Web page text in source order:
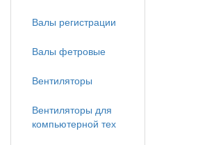
Валы регистрации
Валы фетровые
Вентиляторы
Вентиляторы для
компьютерной тех